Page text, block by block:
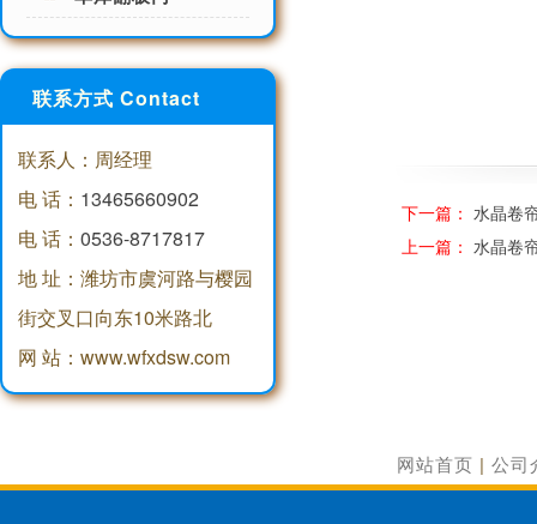
联系方式 Contact
联系人：周经理
电 话： 13465660902
电 话： 0536-8717817
地 址：潍坊市虞河路与樱园
街交叉口向东10米路北
网 站：www.wfxdsw.com
下一篇： 水晶卷
上一篇： 水晶卷
网站首页 | 公司